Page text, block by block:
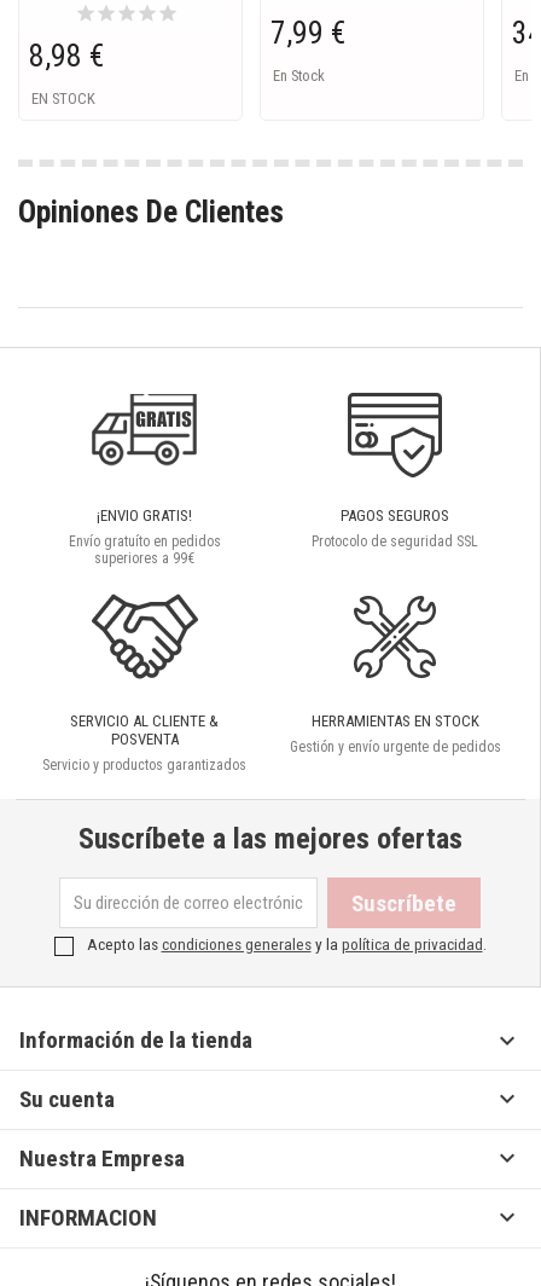
starstarstarstarstar
8,98 €
EN STOCK
7,99 €
En Stock En
Opiniones De Clientes
¡ENVIO GRATIS!
Envío gratuíto en pedidos
superiores a 99€
PAGOS SEGUROS
Protocolo de seguridad SSL
SERVICIO AL CLIENTE &
POSVENTA
Servicio y productos garantizados
HERRAMIENTAS EN STOCK
Gestión y envío urgente de pedidos
Suscríbete a las mejores ofertas
Acepto lascondiciones generalesy la política de privacidad.
Información de la tienda 
Su cuenta 
Nuestra Empresa 
INFORMACION 